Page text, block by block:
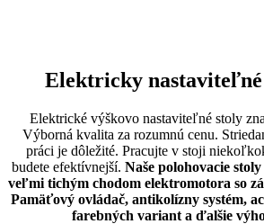
Elektricky
Elektrické výškovo nastaviteľné stoly
Výborná kvalita za rozumnú cenu.
práci je dôležité. Pracujte v stoji
budete efektívnejší. Naše polohovacie
veľmi tichým chodom elektromotora so
Pamäťový ovládač, antikolízny systém,
farebných variant a ďalšie